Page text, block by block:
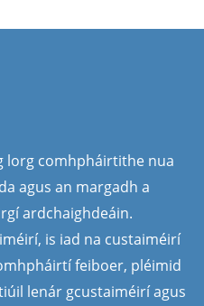
lorg comhpháirtithe nua
agus an margadh a
ardchaighdeáin.
is iad na custaiméirí
feiboer, pléimid
lenár gcustaiméirí agus